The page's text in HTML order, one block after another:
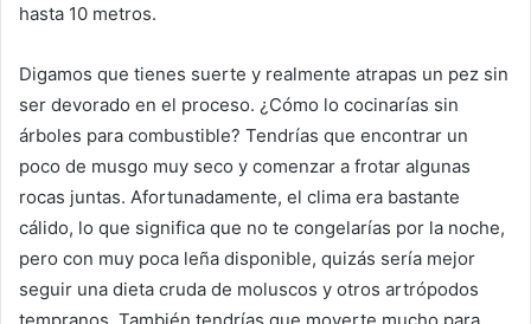
hasta 10 metros.
Digamos que tienes suerte y realmente atrapas un pez sin
ser devorado en el proceso. ¿Cómo lo cocinarías sin
árboles para combustible? Tendrías que encontrar un
poco de musgo muy seco y comenzar a frotar algunas
rocas juntas. Afortunadamente, el clima era bastante
cálido, lo que significa que no te congelarías por la noche,
pero con muy poca leña disponible, quizás sería mejor
seguir una dieta cruda de moluscos y otros artrópodos